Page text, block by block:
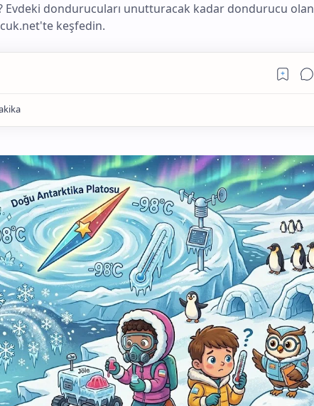
Evdeki dondurucuları unutturacak kadar dondurucu olan
keşfedin.